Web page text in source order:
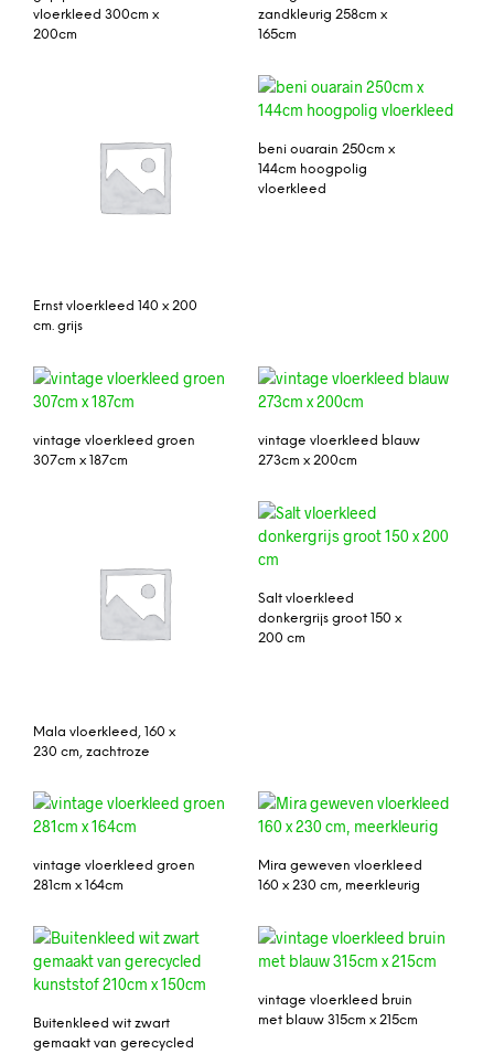
vloerkleed 300cm x
200cm
zandkleurig 258cm x
165cm
Ernst vloerkleed 140 x 200
cm. grijs
beni ouarain 250cm x
144cm hoogpolig
vloerkleed
vintage vloerkleed groen
307cm x 187cm
vintage vloerkleed blauw
273cm x 200cm
Mala vloerkleed, 160 x
230 cm, zachtroze
Salt vloerkleed
donkergrijs groot 150 x
200 cm
vintage vloerkleed groen
281cm x 164cm
Mira geweven vloerkleed
160 x 230 cm, meerkleurig
Buitenkleed wit zwart
gemaakt van gerecycled
vintage vloerkleed bruin
met blauw 315cm x 215cm